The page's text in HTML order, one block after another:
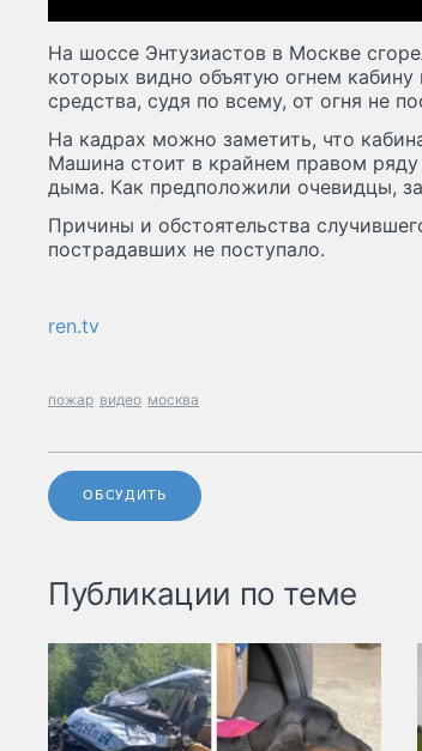
На шоссе Энтузиастов в Москве
которых видно объятую огнем кабину
средства, судя по всему, от огня не
На кадрах можно заметить, что
Машина стоит в крайнем правом
дыма. Как предположили очевидцы,
Причины и обстоятельства
пострадавших не поступало.
ren.tv
пожар видео москва
ОБСУДИТЬ
Публикации по теме